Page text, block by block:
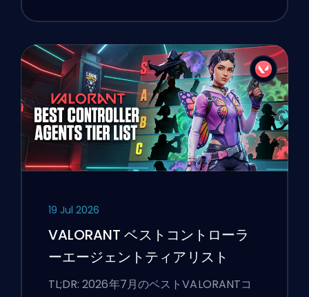
19 Jul 2026
VALORANT ベストコントローラ
ーエージェントティアリスト
TL;DR: 2026年7月のベストVALORANTコ